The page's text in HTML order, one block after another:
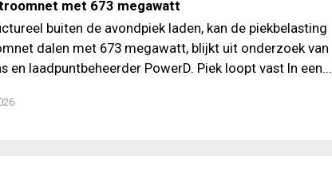
met 673 megawatt
buiten de avondpiek laden, kan de piekbelasting
dalen met 673 megawatt, blijkt uit onderzoek van
en laadpuntbeheerder PowerD. Piek loopt vast In een...